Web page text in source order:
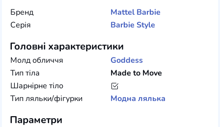
Бренд
Mattel Barbie
Серія
Barbie Style
Головні характеристики
Молд обличчя
Goddess
Тип тіла
Made to Move
Шарнірне тіло
Тип ляльки/фігурки
Модна лялька
Параметри